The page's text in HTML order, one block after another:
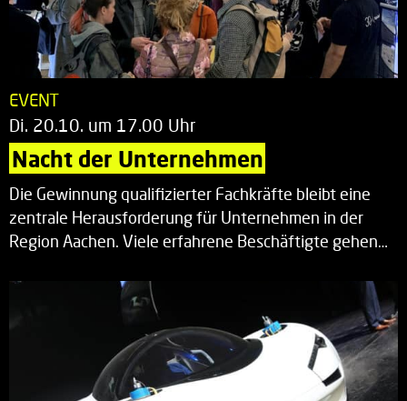
EVENT
Di. 20.10. um 17.00 Uhr
Nacht der Unternehmen
Die Gewinnung qualifizierter Fachkräfte bleibt eine
zentrale Herausforderung für Unternehmen in der
Region Aachen. Viele erfahrene Beschäftigte gehen…